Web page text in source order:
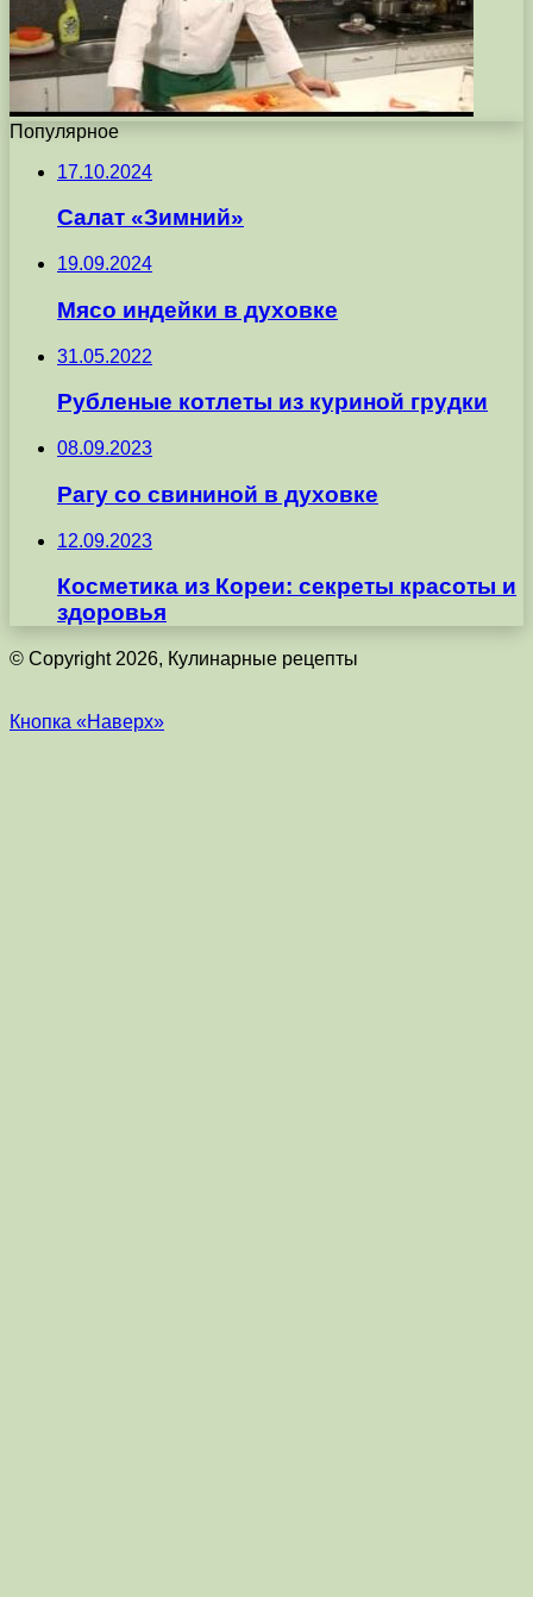
Популярное
17.10.2024
Салат «Зимний»
19.09.2024
Мясо индейки в духовке
31.05.2022
Рубленые котлеты из куриной грудки
08.09.2023
Рагу со свининой в духовке
12.09.2023
Косметика из Кореи: секреты красоты и
здоровья
© Copyright 2026, Кулинарные рецепты
Кнопка «Наверх»